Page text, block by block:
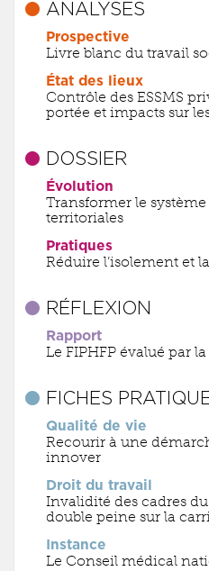
ANALYSES
Prospective
Livre blanc du travail
État des lieux
Contrôle des ESSMS
portée et impacts sur
DOSSIER
Évolution
Transformer le
territoriales
Pratiques
Réduire l’isolement et
RÉFLEXION
Rapport
Le FIPHFP évalué par
FICHES
Qualité de vie
Recourir à une
innover
Droit du travail
Invalidité des cadres
double peine sur la
Instance
Le Conseil médical